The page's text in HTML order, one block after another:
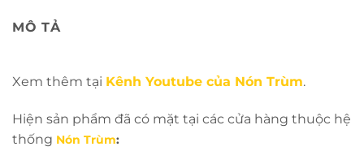
MÔ TẢ
Xem thêm tại Kênh Youtube của Nón Trùm.
Hiện sản phẩm đã có mặt tại các cửa hàng thuộc hệ
thống Nón Trùm: